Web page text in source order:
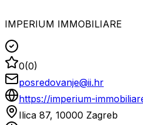
IMPERIUM IMMOBILIARE
0(0)
posredovanje@ii.hr
https://imperium-
Ilica 87, 10000 Zagreb